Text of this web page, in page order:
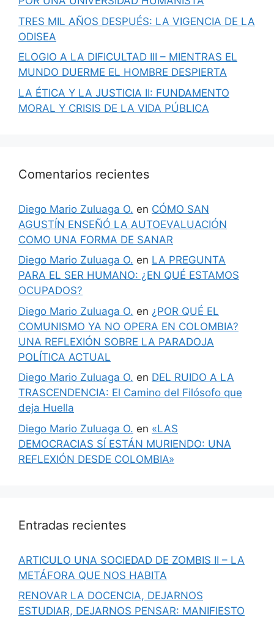
TRES MIL AÑOS DESPUÉS: LA VIGENCIA DE LA
ODISEA
ELOGIO A LA DIFICULTAD III – MIENTRAS EL
MUNDO DUERME EL HOMBRE DESPIERTA
LA ÉTICA Y LA JUSTICIA II: FUNDAMENTO
MORAL Y CRISIS DE LA VIDA PÚBLICA
Comentarios recientes
Diego Mario Zuluaga O. en CÓMO SAN
AGUSTÍN ENSEÑÓ LA AUTOEVALUACIÓN
COMO UNA FORMA DE SANAR
Diego Mario Zuluaga O. en LA PREGUNTA
PARA EL SER HUMANO: ¿EN QUÉ ESTAMOS
OCUPADOS?
Diego Mario Zuluaga O. en ¿POR QUÉ EL
COMUNISMO YA NO OPERA EN COLOMBIA?
UNA REFLEXIÓN SOBRE LA PARADOJA
POLÍTICA ACTUAL
Diego Mario Zuluaga O. en DEL RUIDO A LA
TRASCENDENCIA: El Camino del Filósofo que
deja Huella
Diego Mario Zuluaga O. en «LAS
DEMOCRACIAS SÍ ESTÁN MURIENDO: UNA
REFLEXIÓN DESDE COLOMBIA»
Entradas recientes
ARTICULO UNA SOCIEDAD DE ZOMBIS II – LA
METÁFORA QUE NOS HABITA
RENOVAR LA DOCENCIA, DEJARNOS
ESTUDIAR, DEJARNOS PENSAR: MANIFIESTO